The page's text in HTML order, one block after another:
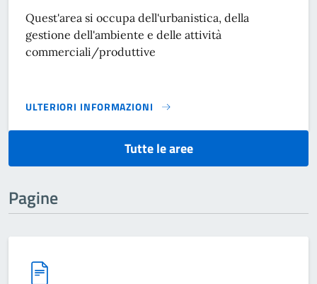
Quest'area si occupa dell'urbanistica, della
gestione dell'ambiente e delle attività
commerciali/produttive
ULTERIORI INFORMAZIONI
AREA TECNICA}
Tutte le aree
Pagine